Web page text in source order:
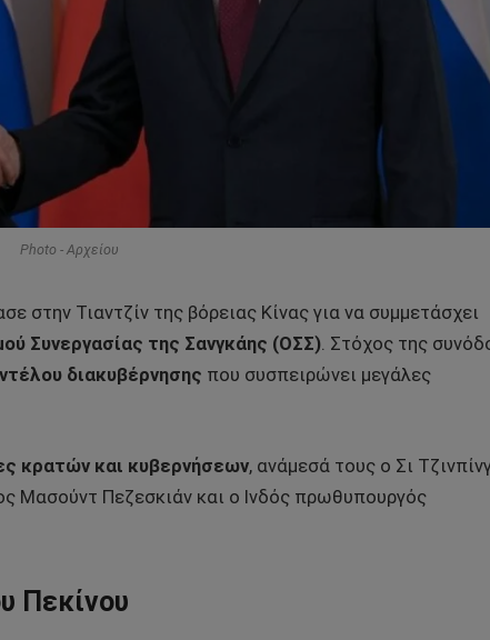
Photo - Αρχείου
στην Τιαντζίν της βόρειας Κίνας για να συμμετάσχει
Συνεργασίας της Σανγκάης (ΟΣΣ). Στόχος της
διακυβέρνησης που συσπειρώνει μεγάλες
κρατών και κυβερνήσεων, ανάμεσά τους ο Σι
Μασούντ Πεζεσκιάν και ο Ινδός πρωθυπουργός
Πεκίνου